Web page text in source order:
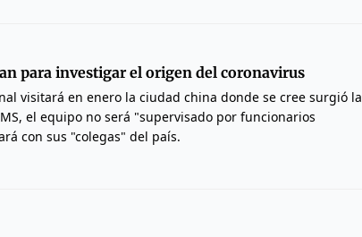
para investigar el origen del coronavirus
visitará en enero la ciudad china donde se cree surgió la
el equipo no será "supervisado por funcionarios
con sus "colegas" del país.